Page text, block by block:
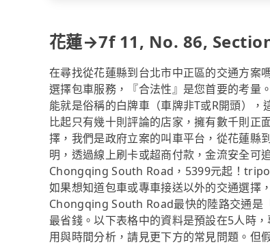
花蓮→7f 11, No. 86,
在尋找從花蓮縣到台北市中正區的交通方案
選擇包車服務，『合法性』是您首要的考量
能就是俗稱的白牌車（車牌非T或R開頭）
比起只有幾十則評論的店家，擁有數千則
擇，我們是政府立案的叫車平台，從花蓮
明，透過線上刷卡或超商付款，金流安全
Chongqing South Road，5399元起！
如果想知道包車或專車接送以外的交通選
Chongqing South Road最快的陸路交通是
最省錢。以下表格中的資料是預設在5人時
用與時間分析，請見更下方的常見問題。